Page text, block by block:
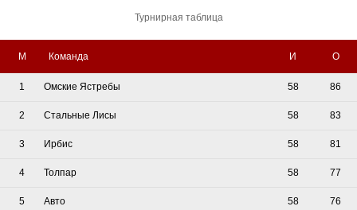
Турнирная таблица
М Команда И О
1 Омские Ястребы 58 86
2 Стальные Лисы 58 83
3 Ирбис 58 81
4 Толпар 58 77
5 Авто 58 76